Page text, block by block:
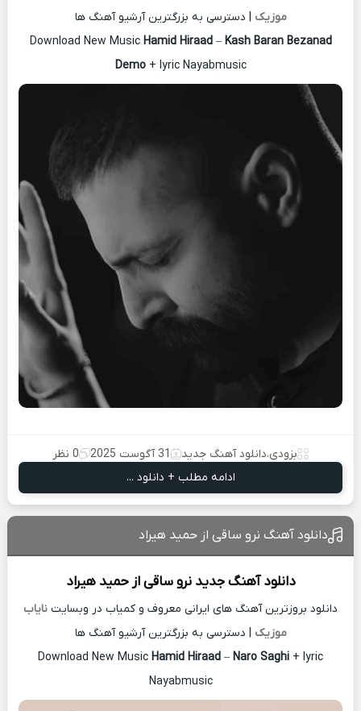
موزیک | دسترسی به بزرگترین آرشیو آهنگ ها
Download New Music Hamid Hiraad– Kash Baran Bezanad
Demo+ lyric Nayabmusic
بزودی،دانلود آهنگ جدید 31 آگوست 2025
0 نظر
ادامه مطلب + دانلود ...
دانلود آهنگ نرو ساقی از حمید هیراد
دانلود آهنگ جدید نرو ساقی ازحمید هیراد
دانلود بروزترین آهنگ های ایرانی معروف و کمیاب در وبسایت نایاب
موزیک | دسترسی به بزرگترین آرشیو آهنگ ها
Download New Music Hamid Hiraad – Naro Saghi + lyric
Nayabmusic